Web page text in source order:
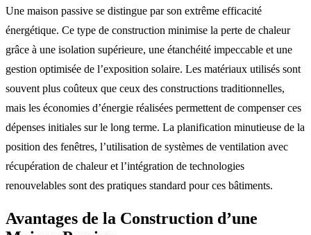
Une maison passive se distingue par son extrême efficacité
énergétique. Ce type de construction minimise la perte de chaleur
grâce à une isolation supérieure, une étanchéité impeccable et une
gestion optimisée de l’exposition solaire. Les matériaux utilisés sont
souvent plus coûteux que ceux des constructions traditionnelles,
mais les économies d’énergie réalisées permettent de compenser ces
dépenses initiales sur le long terme. La planification minutieuse de la
position des fenêtres, l’utilisation de systèmes de ventilation avec
récupération de chaleur et l’intégration de technologies
renouvelables sont des pratiques standard pour ces bâtiments.
Avantages de la Construction d’une